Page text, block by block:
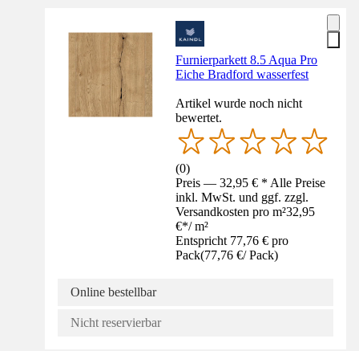
Furnierparkett 8.5 Aqua Pro
Eiche Bradford wasserfest
Artikel wurde noch nicht
bewertet.
(0)
Preis — 32,95 € * Alle Preise
inkl. MwSt. und ggf. zzgl.
Versandkosten pro m²32,95
€*/ m²
Entspricht 77,76 € pro
Pack(77,76 €/ Pack)
Online bestellbar
Nicht reservierbar